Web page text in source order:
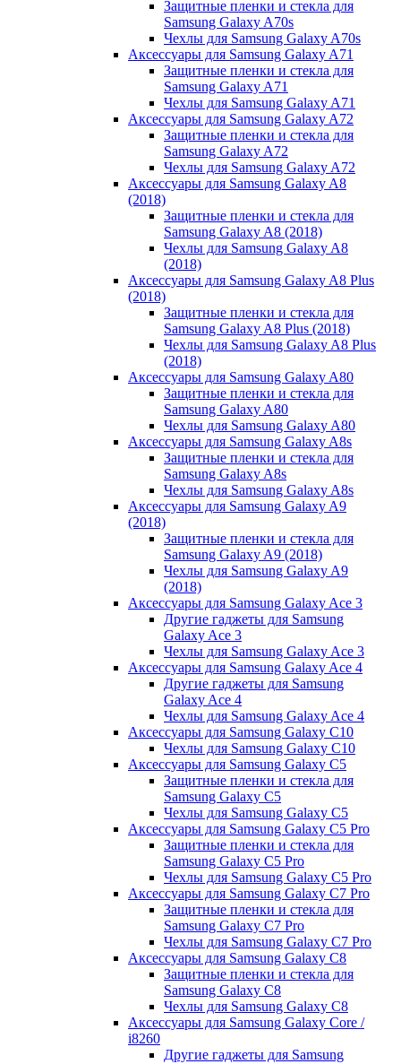
Защитные пленки и стекла для
Samsung Galaxy A70s
Чехлы для Samsung Galaxy A70s
Аксессуары для Samsung Galaxy A71
Защитные пленки и стекла для
Samsung Galaxy A71
Чехлы для Samsung Galaxy A71
Аксессуары для Samsung Galaxy A72
Защитные пленки и стекла для
Samsung Galaxy A72
Чехлы для Samsung Galaxy A72
Аксессуары для Samsung Galaxy A8
(2018)
Защитные пленки и стекла для
Samsung Galaxy A8 (2018)
Чехлы для Samsung Galaxy A8
(2018)
Аксессуары для Samsung Galaxy A8 Plus
(2018)
Защитные пленки и стекла для
Samsung Galaxy A8 Plus (2018)
Чехлы для Samsung Galaxy A8 Plus
(2018)
Аксессуары для Samsung Galaxy A80
Защитные пленки и стекла для
Samsung Galaxy A80
Чехлы для Samsung Galaxy A80
Аксессуары для Samsung Galaxy A8s
Защитные пленки и стекла для
Samsung Galaxy A8s
Чехлы для Samsung Galaxy A8s
Аксессуары для Samsung Galaxy A9
(2018)
Защитные пленки и стекла для
Samsung Galaxy A9 (2018)
Чехлы для Samsung Galaxy A9
(2018)
Аксессуары для Samsung Galaxy Ace 3
Другие гаджеты для Samsung
Galaxy Ace 3
Чехлы для Samsung Galaxy Ace 3
Аксессуары для Samsung Galaxy Ace 4
Другие гаджеты для Samsung
Galaxy Ace 4
Чехлы для Samsung Galaxy Ace 4
Аксессуары для Samsung Galaxy C10
Чехлы для Samsung Galaxy C10
Аксессуары для Samsung Galaxy C5
Защитные пленки и стекла для
Samsung Galaxy C5
Чехлы для Samsung Galaxy C5
Аксессуары для Samsung Galaxy C5 Pro
Защитные пленки и стекла для
Samsung Galaxy C5 Pro
Чехлы для Samsung Galaxy C5 Pro
Аксессуары для Samsung Galaxy C7 Pro
Защитные пленки и стекла для
Samsung Galaxy C7 Pro
Чехлы для Samsung Galaxy C7 Pro
Аксессуары для Samsung Galaxy C8
Защитные пленки и стекла для
Samsung Galaxy C8
Чехлы для Samsung Galaxy C8
Аксессуары для Samsung Galaxy Core /
i8260
Другие гаджеты для Samsung